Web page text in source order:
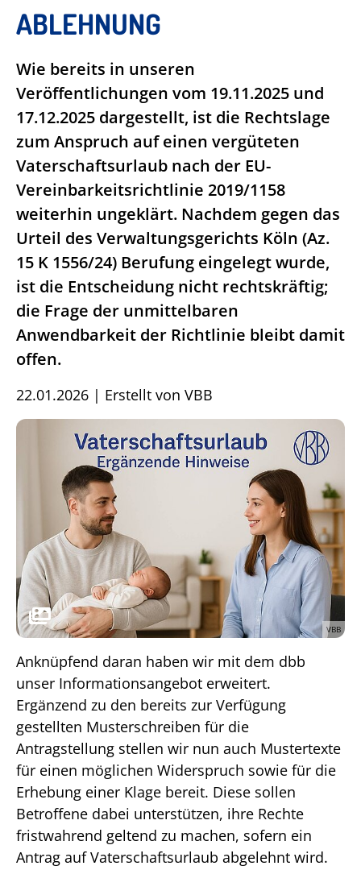
ABLEHNUNG
Wie bereits in unseren
Veröffentlichungen vom 19.11.2025 und
17.12.2025 dargestellt, ist die Rechtslage
zum Anspruch auf einen vergüteten
Vaterschaftsurlaub nach der EU-
Vereinbarkeitsrichtlinie 2019/1158
weiterhin ungeklärt. Nachdem gegen das
Urteil des Verwaltungsgerichts Köln (Az.
15 K 1556/24) Berufung eingelegt wurde,
ist die Entscheidung nicht rechtskräftig;
die Frage der unmittelbaren
Anwendbarkeit der Richtlinie bleibt damit
offen.
22.01.2026 | Erstellt von VBB
VBB
Anknüpfend daran haben wir mit dem dbb
unser Informationsangebot erweitert.
Ergänzend zu den bereits zur Verfügung
gestellten Musterschreiben für die
Antragstellung stellen wir nun auch Mustertexte
für einen möglichen Widerspruch sowie für die
Erhebung einer Klage bereit. Diese sollen
Betroffene dabei unterstützen, ihre Rechte
fristwahrend geltend zu machen, sofern ein
Antrag auf Vaterschaftsurlaub abgelehnt wird.